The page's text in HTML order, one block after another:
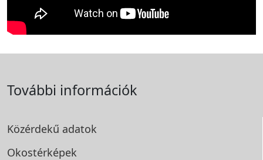
További információk
Közérdekű adatok
Okostérképek